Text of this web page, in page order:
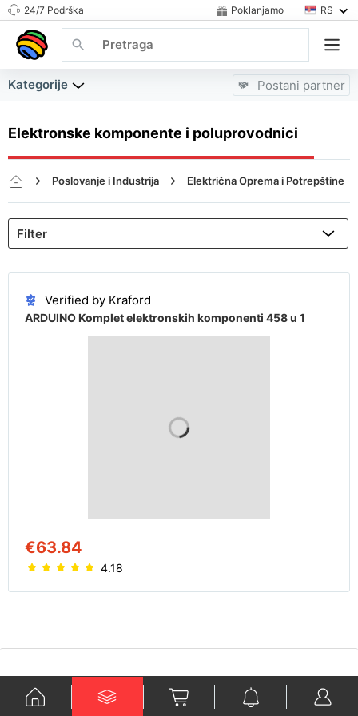
24/7 Podrška Poklanjamo RS
Kategorije Postani partner
Elektronske komponente i poluprovodnici
Poslovanje i Industrija Električna Oprema i Potrepštine
Elektronske komponente i poluprovodnici
Verified by Kraford
ARDUINO Komplet elektronskih komponenti 458 u 1
€63.84
4.18
Ko je Kraford?